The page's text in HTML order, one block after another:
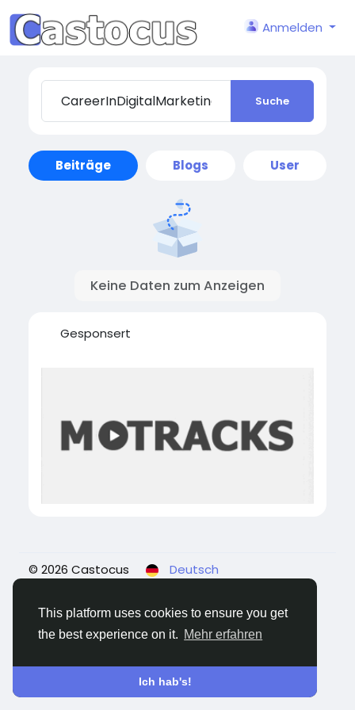
This platform uses cookies to ensure you get
the best experience on it. Mehr erfahren
Ich hab's!
Anmelden
Suche
Beiträge Blogs User
Keine Daten zum Anzeigen
Gesponsert
© 2026 Castocus
Deutsch
Kontaktiere uns